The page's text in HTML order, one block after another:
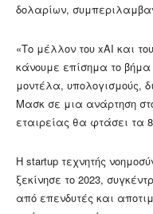
δολαρίων,
«Το μέλλον του xAI και
κάνουμε επίσημα το
μοντέλα, υπολογισμούς,
Μασκ σε μια ανάρτηση
εταιρείας θα φτάσει τα
Η startup τεχνητής
ξεκίνησε το 2023,
από επενδυτές και